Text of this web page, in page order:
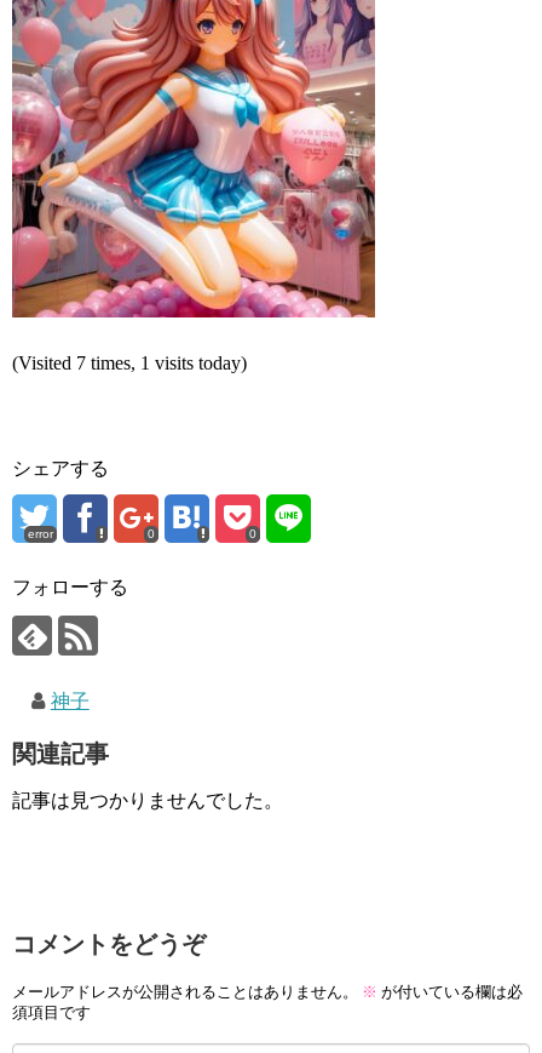
(Visited 7 times, 1 visits today)
シェアする
error 0 0
フォローする
神子
関連記事
記事は見つかりませんでした。
コメントをどうぞ
メールアドレスが公開されることはありません。 ※ が付いている欄は必
須項目です